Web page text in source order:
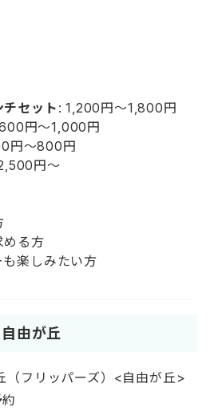
セット : 1,200円～1,800円
円～1,000円
円～800円
円～
める方
楽しみたい方
由が丘